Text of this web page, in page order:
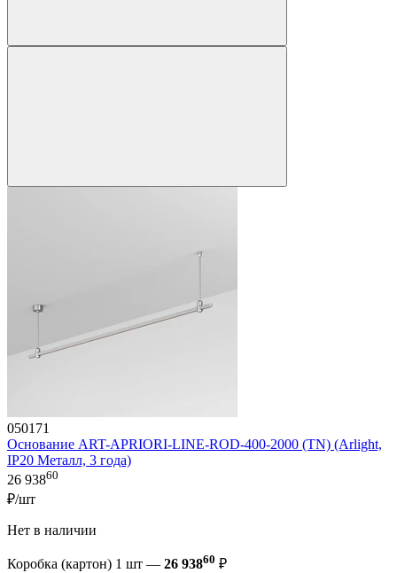
050171
Основание ART-APRIORI-LINE-ROD-400-2000 (TN) (Arlight,
IP20 Металл, 3 года)
26 93860
₽/шт
Нет в наличии
Коробка (картон) 1 шт — 26 93860 ₽